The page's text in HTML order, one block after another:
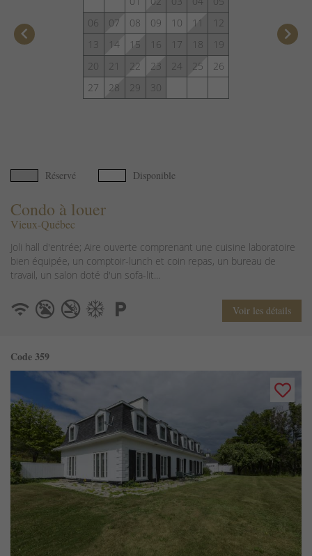
keyboard_arrow_left
06
07 08 09 10 11
12
13
14 15 16 17 18
19
20
21 22 23 24 25
26
27
28 29 30
keyboard_arrow_right
Réservé Disponible
Condo à louer
Vieux-Québec
Joli hall d'entrée; Aire ouverte comprenant une cuisine laboratoire
bien équipée, un comptoir-lunch et coin repas, un bureau de
travail, un salon doté d'un sofa-lit...
Voir les détails
Code 359